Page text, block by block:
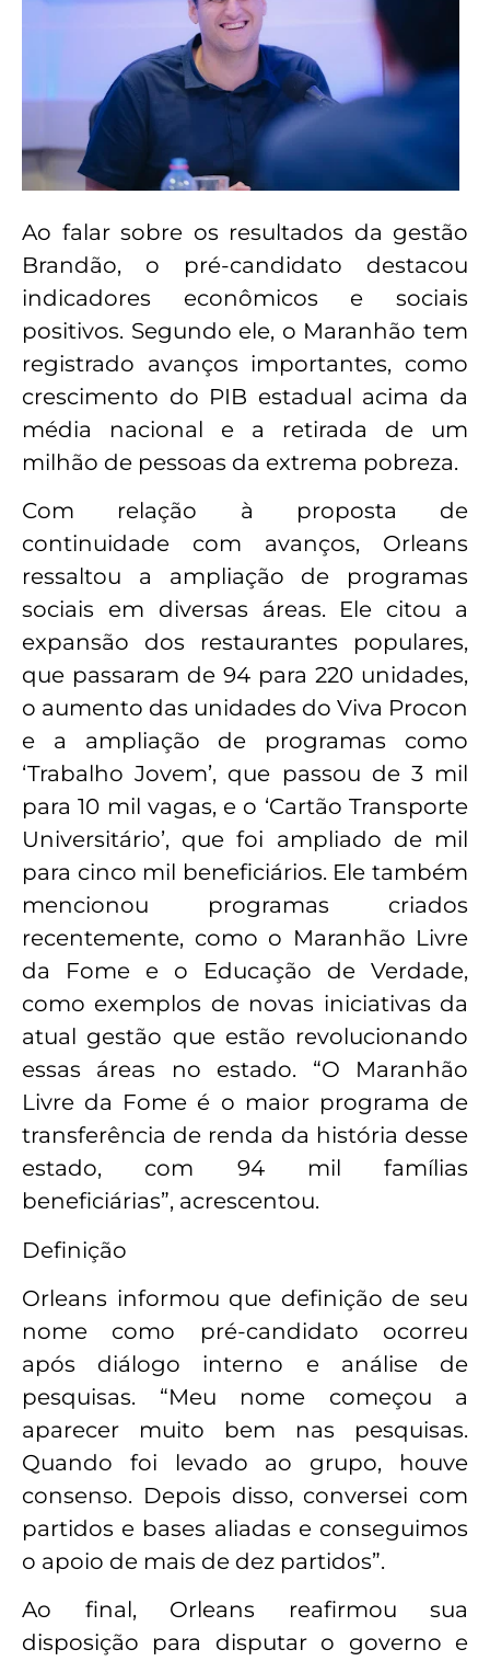
Ao falar sobre os resultados da gestão
Brandão, o pré-candidato destacou
indicadores econômicos e sociais
positivos. Segundo ele, o Maranhão tem
registrado avanços importantes, como
crescimento do PIB estadual acima da
média nacional e a retirada de um
milhão de pessoas da extrema pobreza.
Com relação à proposta de
continuidade com avanços, Orleans
ressaltou a ampliação de programas
sociais em diversas áreas. Ele citou a
expansão dos restaurantes populares,
que passaram de 94 para 220 unidades,
o aumento das unidades do Viva Procon
e a ampliação de programas como
‘Trabalho Jovem’, que passou de 3 mil
para 10 mil vagas, e o ‘Cartão Transporte
Universitário’, que foi ampliado de mil
para cinco mil beneficiários. Ele também
mencionou programas criados
recentemente, como o Maranhão Livre
da Fome e o Educação de Verdade,
como exemplos de novas iniciativas da
atual gestão que estão revolucionando
essas áreas no estado. “O Maranhão
Livre da Fome é o maior programa de
transferência de renda da história desse
estado, com 94 mil famílias
beneficiárias”, acrescentou.
Definição
Orleans informou que definição de seu
nome como pré-candidato ocorreu
após diálogo interno e análise de
pesquisas. “Meu nome começou a
aparecer muito bem nas pesquisas.
Quando foi levado ao grupo, houve
consenso. Depois disso, conversei com
partidos e bases aliadas e conseguimos
o apoio de mais de dez partidos”.
Ao final, Orleans reafirmou sua
disposição para disputar o governo e